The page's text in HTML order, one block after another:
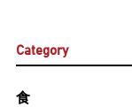
Category
食